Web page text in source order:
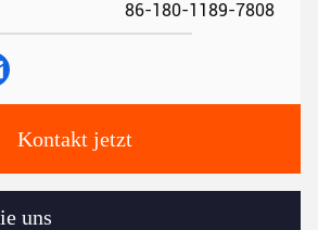
86-180-1189-7808
Kontakt jetzt
uns